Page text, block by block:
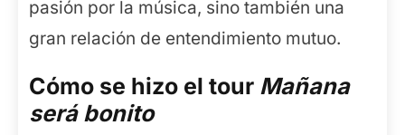
pasión por la música, sino también una
gran relación de entendimiento mutuo.
Cómo se hizo el tour Mañana
será bonito